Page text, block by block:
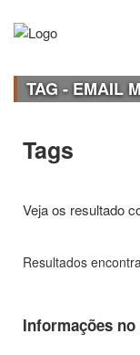
TAG - EMAIL
Tags
Veja os resultado
Resultados
Informações